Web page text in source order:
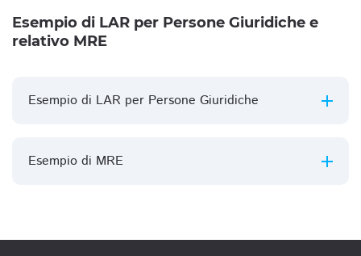
Esempio di LAR per Persone Giuridiche e
relativo MRE
Esempio di LAR per Persone Giuridiche
Esempio di MRE